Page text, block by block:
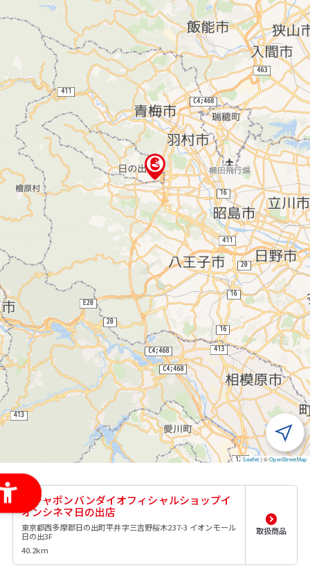
Leaflet |©OpenStreetMap
ガシャポンバンダイオフィシャルショップイ
オンシネマ日の出店
東京都西多摩郡日の出町平井字三吉野桜木237-3 イオンモール
日の出3F
40.2km
取扱商品